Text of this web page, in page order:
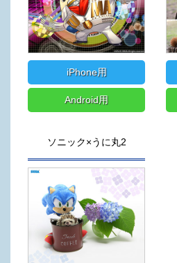
iPhone用
Android用
ソニック×うに丸2